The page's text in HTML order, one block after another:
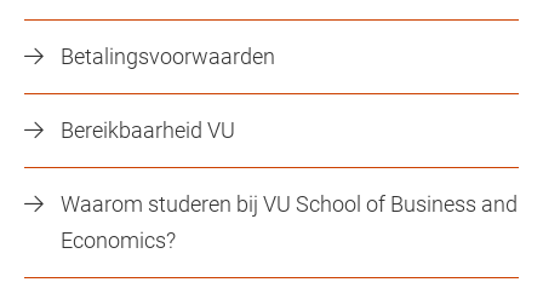
Betalingsvoorwaarden
Bereikbaarheid VU
Waarom studeren bij VU School of Business and
Economics?